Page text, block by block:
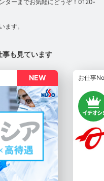
ターまでお気軽にどうぞ！0120‐
ます。
事も見ています
NEW お仕事